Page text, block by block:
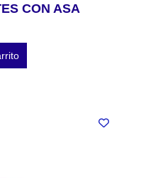
CON ASA